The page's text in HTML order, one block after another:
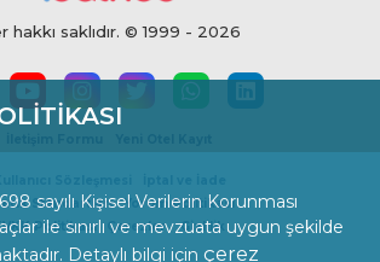
sayılı Kişisel Verilerin Korunması
ile sınırlı ve mevzuata uygun şekilde
Detaylı bilgi için çerez
hakkı saklıdır. © 1999 - 2026
Standartları
Yorum Politikası
Politikası
Çerezler Gizlilik